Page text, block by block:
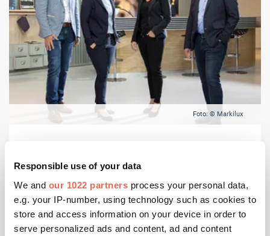
Responsible use of your data
We and our 1022 partners process your personal data,
e.g. your IP-number, using technology such as cookies to
store and access information on your device in order to
serve personalized ads and content, ad and content
Foto: © Markilux
Markilux: Ein herausforderndes Jahr
Das Corona-Virus hat die Welt auf den Kopf gestellt.
Unternehmen mussten von jetzt auf gleich ihre
Arbeitsprozesse völlig neu organisieren. Auch Markilux
war hiervon betroffen.